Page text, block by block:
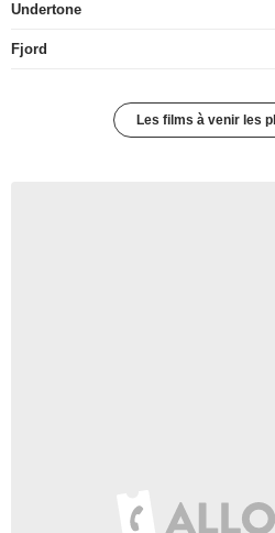
Undertone
Fjord
Les films à venir les